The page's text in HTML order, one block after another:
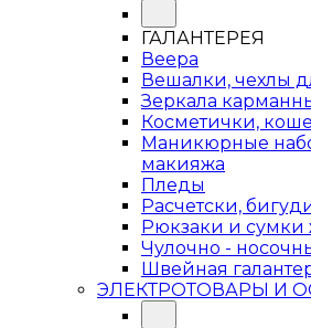
ГАЛАНТЕРЕЯ
Веера
Вешалки, чехлы
Зеркала
Косметички,
Маникюрные
макияжа
Пледы
Расчетски,
Рюкзаки и сумки
Чулочно -
Швейная
ЭЛЕКТРОТОВАРЫ И